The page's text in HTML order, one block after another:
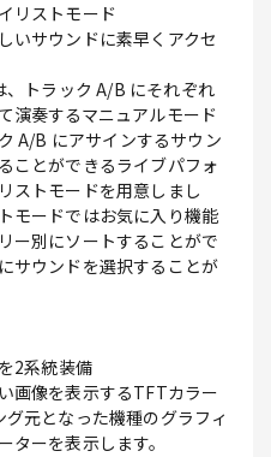
リストモード
いサウンドに素早くアクセ
トラック A/B にそれぞれ
演奏するマニュアルモード
A/B にアサインするサウン
ことができるライブパフォ
ストモードを用意しまし
モードではお気に入り機能
ー別にソートすることがで
サウンドを選択することが
2系統装備
画像を表示するTFTカラー
元となった機種のグラフィ
ターを表示します。